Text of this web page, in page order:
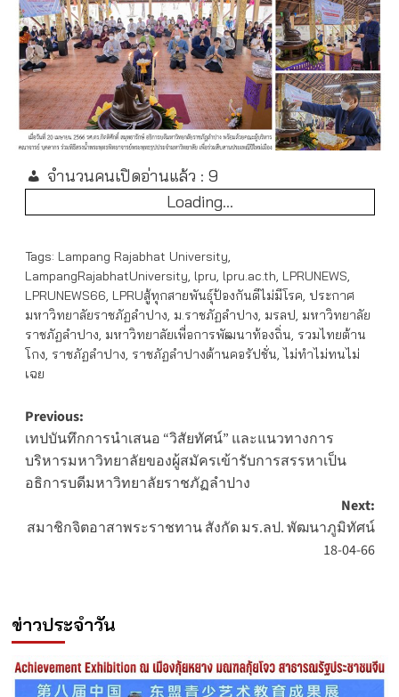
จำนวนคนเปิดอ่านแล้ว : 9
Loading...
Tags: Lampang Rajabhat University,
LampangRajabhatUniversity, lpru, lpru.ac.th, LPRUNEWS,
LPRUNEWS66, LPRUสู้ทุกสายพันธุ์ป้องกันดีไม่มีโรค, ประกาศ
มหาวิทยาลัยราชภัฏลำปาง, ม.ราชภัฏลำปาง, มรลป, มหาวิทยาลัย
ราชภัฏลำปาง, มหาวิทยาลัยเพื่อการพัฒนาท้องถิ่น, รวมไทยต้าน
โกง, ราชภัฏลำปาง, ราชภัฏลำปางต้านคอรัปชั่น, ไม่ทำไม่ทนไม่
เฉย
Post
navigation
Previous:
เทปบันทึกการนำเสนอ “วิสัยทัศน์” และแนวทางการ
บริหารมหาวิทยาลัยของผู้สมัครเข้ารับการสรรหาเป็น
อธิการบดีมหาวิทยาลัยราชภัฏลำปาง
Next:
สมาชิกจิตอาสาพระราชทาน สังกัด มร.ลป. พัฒนาภูมิทัศน์
18-04-66
ข่าวประจำวัน